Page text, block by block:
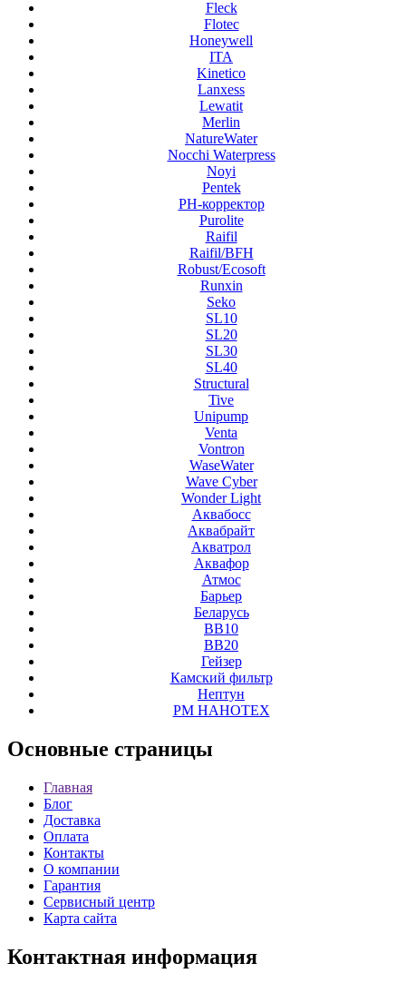
Fleck
Flotec
Honeywell
ITA
Kinetico
Lanxess
Lewatit
Merlin
NatureWater
Nocchi Waterpress
Noyi
Pentek
PH-корректор
Purolite
Raifil
Raifil/BFH
Robust/Ecosoft
Runxin
Seko
SL10
SL20
SL30
SL40
Structural
Tive
Unipump
Venta
Vontron
WaseWater
Wave Cyber
Wonder Light
Аквабосс
Аквабрайт
Акватрол
Аквафор
Атмос
Барьер
Беларусь
ВВ10
ВВ20
Гейзер
Камский фильтр
Нептун
РМ НАНОТЕХ
Основные страницы
Главная
Блог
Доставка
Оплата
Контакты
О компании
Гарантия
Сервисный центр
Карта сайта
Контактная информация